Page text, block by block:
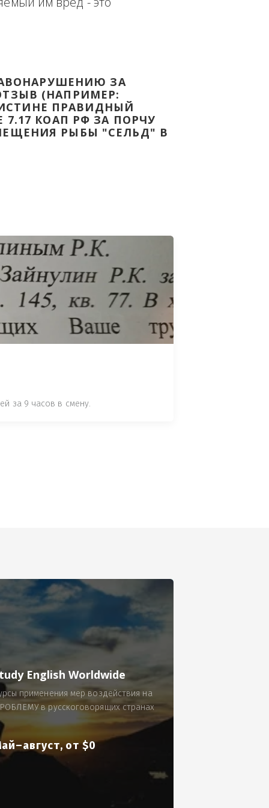
доказательством с целью -
Законодательства Российской
ПРАВОНАРУШЕНИЮ ЗА
ВАШ ОТЗЫВ (НАПРИМЕР:
ВОИСТИНЕ ПРАВИДНЫЙ
7.17 КОАП РФ ЗА ПОРЧУ
ПОМЕЩЕНИЯ РЫБЫ "СЕЛЬД" В
300 рублей за 9 часов в смену.